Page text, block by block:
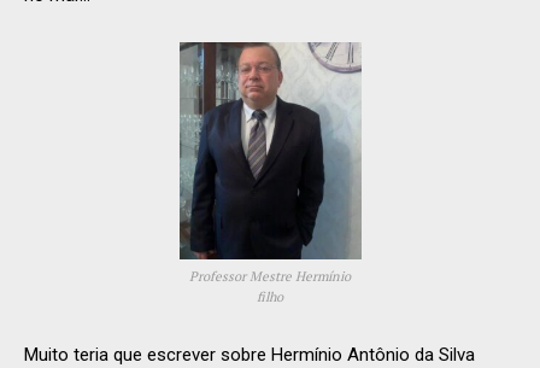
Professor Mestre Hermínio
filho
Muito teria que escrever sobre Hermínio Antônio da Silva